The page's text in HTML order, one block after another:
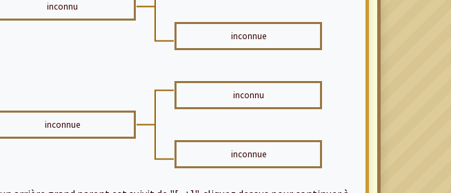
inconnu
inconnue
inconnu
inconnue
inconnue